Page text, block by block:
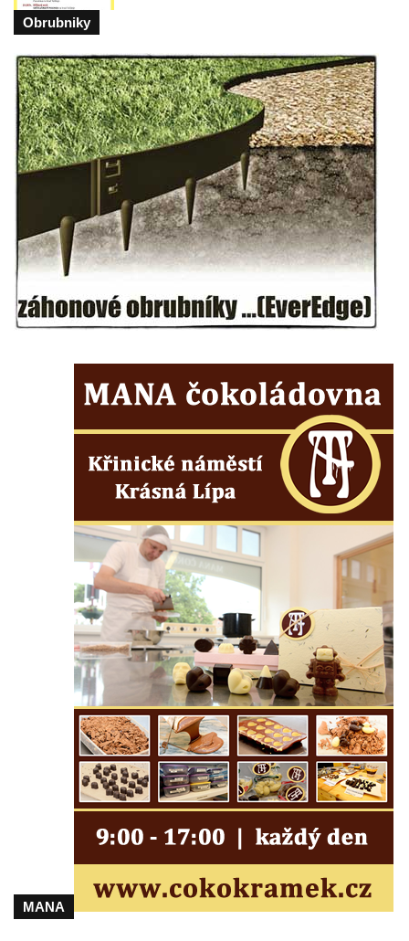
Socha ležícího koně v Sadech
Československé armády v Teplicích
Socha Medvídě v Tierpark Chemnitz
Sochy Ležící žena v Tierpark Chemnitz
Sochy Ptáci v Tierpark Chemnitz
Socha Skupina jeřábů v Tierpark Chemnitz
Socha Panter v ZOO Leipzig
Socha Dívka s mušlí v ZOO Leipzig
Socha Tygr v ZOO Leipzig
Socha Atlet v ZOO Leipzig
Busta Karla Maxe Schneidera v ZOO
Socha Iásón v ZOO Leipzig
Socha Mladý slon v ZOO Leipzig
v ZOO Dresden
Socha krokodýla v ZOO Dresden
Socha slona v ZOO Dresden
Socha Faun s medvíďaty v ZOO Dresden
Socha divokého prasete před vstupem do
ZOO Dresden
Socha světce severně od Lužce nad
Vltavou
Pamětní kámen revitalizace Vltavy Vraňany
– Hořín u Lužce nad Vltavou
Strom svobody a památník 100 let republiky
a 30. výročí listopadu 1989 v Hrobčicích
Boží muka v parku před domem čp. 17 v
Sochy „Klaun a dívenka“ v parku v centru
Socha svatého Antonína poustevníka v
Obrubniky
MANA